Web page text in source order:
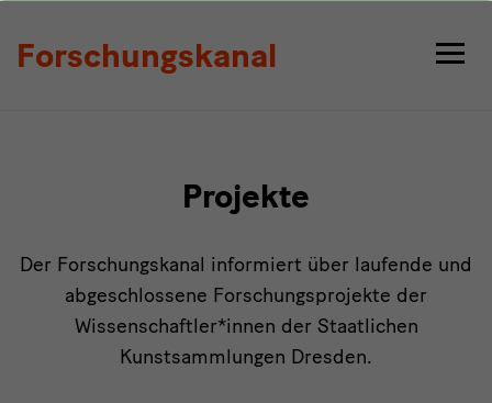
Forschungskanal
Projekte
Der Forschungskanal informiert über laufende und
abgeschlossene Forschungsprojekte der
Wissenschaftler*innen der Staatlichen
Kunstsammlungen Dresden.